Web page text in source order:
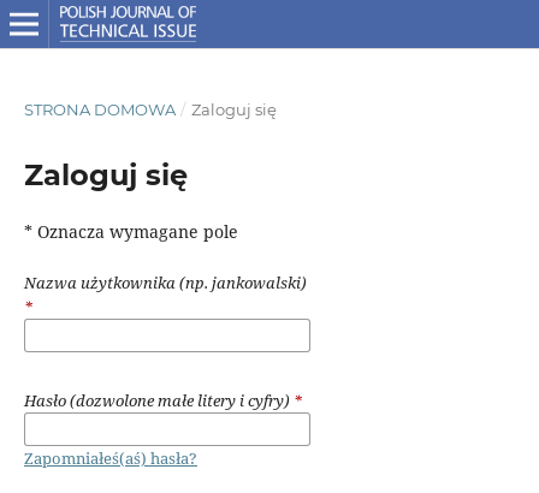
STRONA DOMOWA / Zaloguj się
Zaloguj się
* Oznacza wymagane pole
Nazwa użytkownika (np. jankowalski)
*
Hasło (dozwolone małe litery i cyfry) *
Zapomniałeś(aś) hasła?